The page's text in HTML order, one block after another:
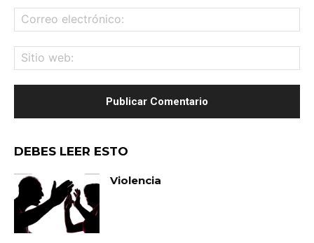
DEBES LEER ESTO
Violencia